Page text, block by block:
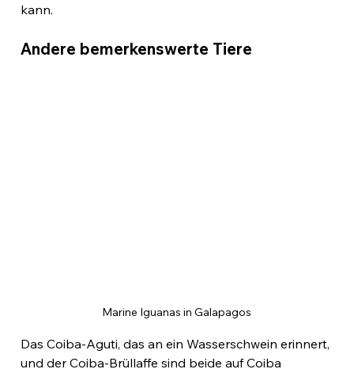
kann.
Andere bemerkenswerte Tiere
Marine Iguanas in Galapagos
Das Coiba-Aguti, das an ein Wasserschwein erinnert,
und der Coiba-Brüllaffe sind beide auf Coiba